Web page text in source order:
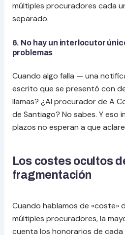
múltiples procuradores cada
separado.
6. No hay un interlocutor
problemas
Cuando algo falla — una
escrito que se presentó con
llamas? ¿Al procurador de A
de Santiago? No sabes. Y eso
plazos no esperan a que
Los costes ocultos
fragmentación
Cuando hablamos de «coste»
múltiples procuradores, la
cuenta los honorarios de